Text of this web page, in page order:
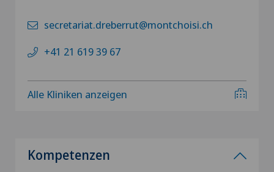
secretariat.dreberrut@montchoisi.ch
+41 21 619 39 67
Alle Kliniken anzeigen
Kompetenzen